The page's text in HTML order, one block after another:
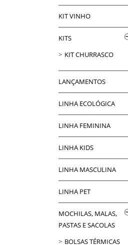
KIT VINHO
KITS
KIT CHURRASCO
LANÇAMENTOS
LINHA ECOLÓGICA
LINHA FEMININA
LINHA KIDS
LINHA MASCULINA
LINHA PET
MOCHILAS, MALAS,
PASTAS E SACOLAS
BOLSAS TÉRMICAS